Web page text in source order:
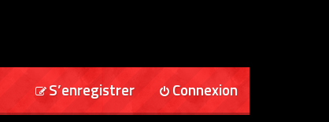
Connexion
S’enregistrer